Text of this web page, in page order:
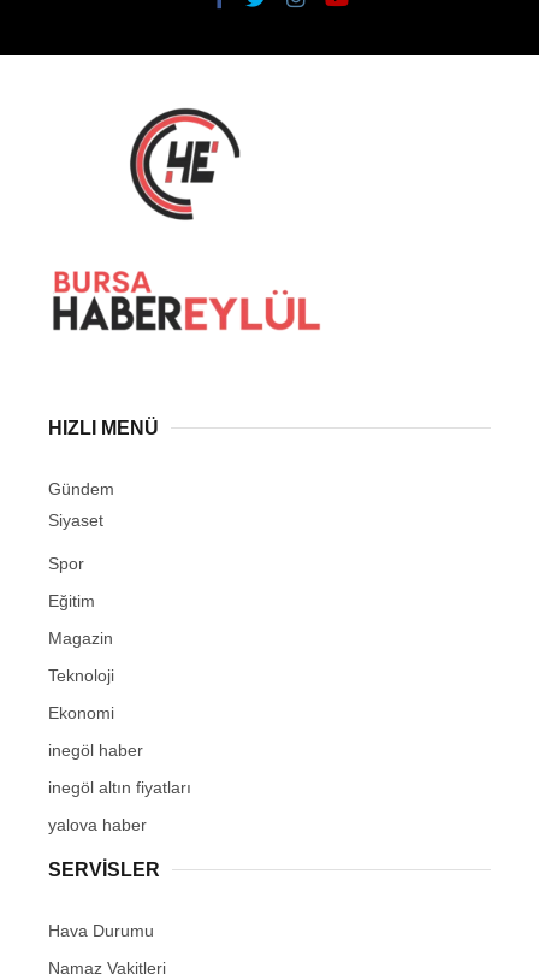
HIZLI MENÜ
Gündem
Siyaset
Spor
Eğitim
Magazin
Teknoloji
Ekonomi
inegöl haber
inegöl altın fiyatları
yalova haber
SERVİSLER
Hava Durumu
Namaz Vakitleri